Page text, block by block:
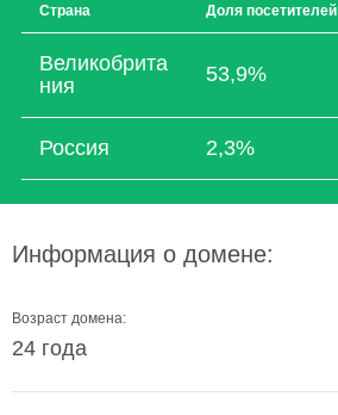
Страна Доля посетителей
Великобрита
ния
53,9%
Россия 2,3%
Информация о домене:
Возраст домена:
24 года